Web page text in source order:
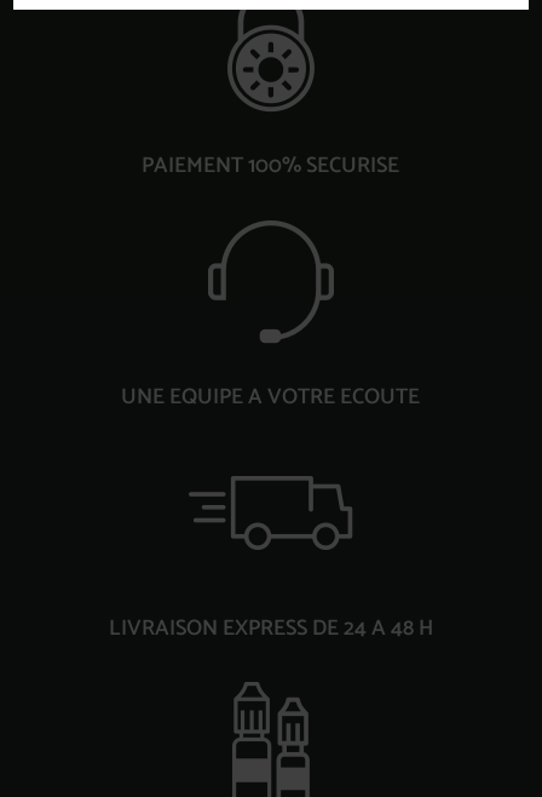
PAIEMENT 100% SECURISE
UNE EQUIPE A VOTRE ECOUTE
LIVRAISON EXPRESS DE 24 A 48 H